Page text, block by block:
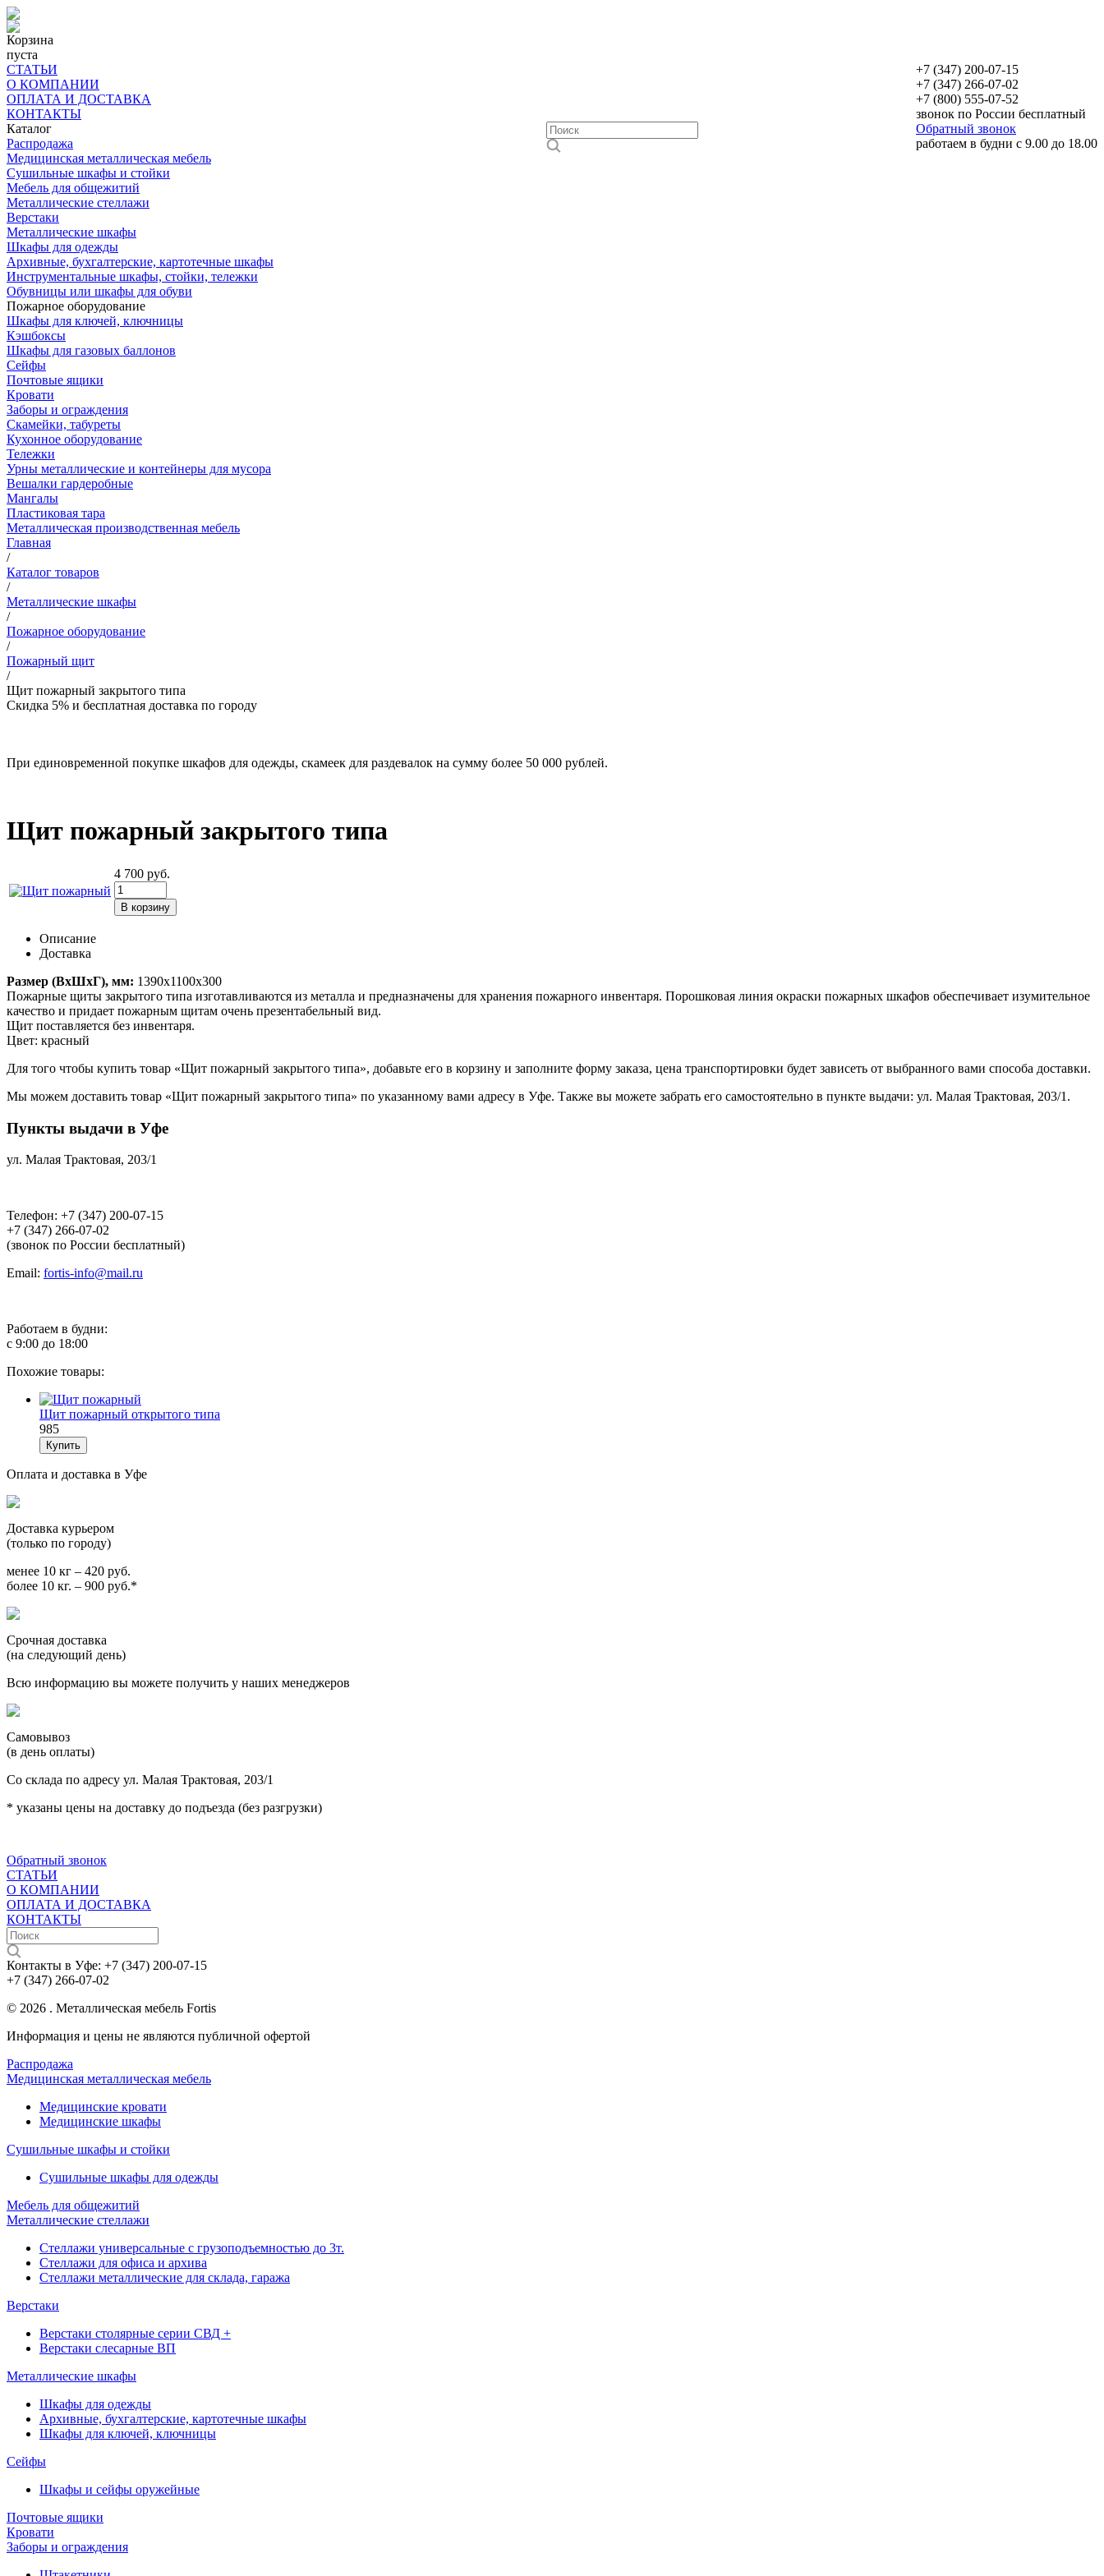
Корзина
пуста
+7 (347) 200-07-15
+7 (347) 266-07-02
+7 (800) 555-07-52
звонок по России бесплатный
Обратный звонок
работаем в будни с 9.00 до 18.00
СТАТЬИ
О КОМПАНИИ
ОПЛАТА И ДОСТАВКА
КОНТАКТЫ
Каталог
Распродажа
Медицинская металлическая мебель
Сушильные шкафы и стойки
Мебель для общежитий
Металлические стеллажи
Верстаки
Металлические шкафы
Шкафы для одежды
Архивные, бухгалтерские, картотечные шкафы
Инструментальные шкафы, стойки, тележки
Обувницы или шкафы для обуви
Пожарное оборудование
Шкафы для ключей, ключницы
Кэшбоксы
Шкафы для газовых баллонов
Сейфы
Почтовые ящики
Кровати
Заборы и ограждения
Скамейки, табуреты
Кухонное оборудование
Тележки
Урны металлические и контейнеры для мусора
Вешалки гардеробные
Мангалы
Пластиковая тара
Металлическая производственная мебель
Главная
/
Каталог товаров
/
Металлические шкафы
/
Пожарное оборудование
/
Пожарный щит
/
Щит пожарный закрытого типа
Скидка 5% и бесплатная доставка по городу
При единовременной покупке шкафов для одежды, скамеек для раздевалок на сумму более 50 000 рублей.
Щит пожарный закрытого типа
4 700 руб.
Описание
Доставка
Размер (ВхШхГ), мм: 1390х1100х300
Пожарные щиты закрытого типа изготавливаются из металла и предназначены для хранения пожарного инвентаря. Порошковая линия окраски пожарных шкафов обеспечивает изумительное
качество и придает пожарным щитам очень презентабельный вид.
Щит поставляется без инвентаря.
Цвет: красный
Для того чтобы купить товар «Щит пожарный закрытого типа», добавьте его в корзину и заполните форму заказа, цена транспортировки будет зависеть от выбранного вами способа доставки.
Мы можем доставить товар «Щит пожарный закрытого типа» по указанному вами адресу в Уфе. Также вы можете забрать его самостоятельно в пункте выдачи: ул. Малая Трактовая, 203/1.
Пункты выдачи в Уфе
ул. Малая Трактовая, 203/1
Телефон: +7 (347) 200-07-15
+7 (347) 266-07-02
(звонок по России бесплатный)
Email: fortis-info@mail.ru
Работаем в будни:
с 9:00 до 18:00
Похожие товары:
Щит пожарный открытого типа
985
Оплата и доставка в Уфе
Доставка курьером
(только по городу)
менее 10 кг – 420 руб.
более 10 кг. – 900 руб.*
Срочная доставка
(на следующий день)
Всю информацию вы можете получить у наших менеджеров
Самовывоз
(в день оплаты)
Со склада по адресу ул. Малая Трактовая, 203/1
* указаны цены на доставку до подъезда (без разгрузки)
Обратный звонок
СТАТЬИ
О КОМПАНИИ
ОПЛАТА И ДОСТАВКА
КОНТАКТЫ
Контакты в Уфе: +7 (347) 200-07-15
+7 (347) 266-07-02
© 2026 . Металлическая мебель Fortis
Информация и цены не являются публичной офертой
Распродажа
Медицинская металлическая мебель
Медицинские кровати
Медицинские шкафы
Сушильные шкафы и стойки
Сушильные шкафы для одежды
Мебель для общежитий
Металлические стеллажи
Стеллажи универсальные с грузоподъемностью до 3т.
Стеллажи для офиса и архива
Стеллажи металлические для склада, гаража
Верстаки
Верстаки столярные серии СВД +
Верстаки слесарные ВП
Металлические шкафы
Шкафы для одежды
Архивные, бухгалтерские, картотечные шкафы
Шкафы для ключей, ключницы
Сейфы
Шкафы и сейфы оружейные
Почтовые ящики
Кровати
Заборы и ограждения